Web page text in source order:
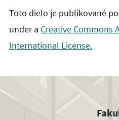
Toto dielo je publikované
under a Creative Commons
International License.